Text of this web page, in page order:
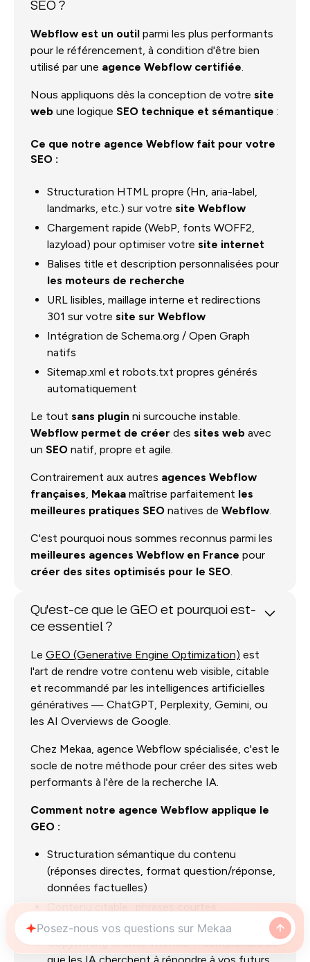
SEO ?
Webflow est un outil parmi les plus performants
pour le référencement, à condition d'être bien
utilisé par une agence Webflow certifiée
Nous appliquons dès la conception de votre site
web une logique SEO technique et sémantique :
Ce que notre agence Webflow fait pour votre
SEO :
Structuration HTML propre (Hn, aria-label,
landmarks, etc.) sur votre site Webflow
Chargement rapide (WebP, fonts WOFF2,
lazyload) pour optimiser votre site internet
Balises title et description personnalisées pour
les moteurs de recherche
URL lisibles, maillage interne et redirections
301 sur votre site sur Webflow
Intégration de Schema.org / Open Graph
natifs
Sitemap.xml et robots.txt propres générés
automatiquement
Le tout sans plugin ni surcouche instable.
Webflow permet de créer des sites web avec
un SEO natif, propre et agile.
Contrairement aux autres agences Webflow
françaises Mekaa maîtrise parfaitement les
meilleures pratiques SEO natives de Webflow
C'est pourquoi nous sommes reconnus parmi les
meilleures agences Webflow en France pour
créer des sites optimisés pour le SEO
Qu'est-ce que le GEO et pourquoi est-
ce essentiel ?
Le GEO (Generative Engine Optimization) est
l'art de rendre votre contenu web visible, citable
et recommandé par les intelligences artificielles
génératives — ChatGPT, Perplexity, Gemini, ou
les AI Overviews de Google.
Chez Mekaa, agence Webflow spécialisée, c'est le
socle de notre méthode pour créer des sites web
performants à l'ère de la recherche IA.
Comment notre agence Webflow applique le
GEO :
Structuration sémantique du contenu
(réponses directes, format question/réponse,
données factuelles)
Contenu citable : phrases courtes,
affirmations claires, informations vérifiables
Copywriting orienté intention : comprendre ce
que les IA cherchent à répondre à vos futurs